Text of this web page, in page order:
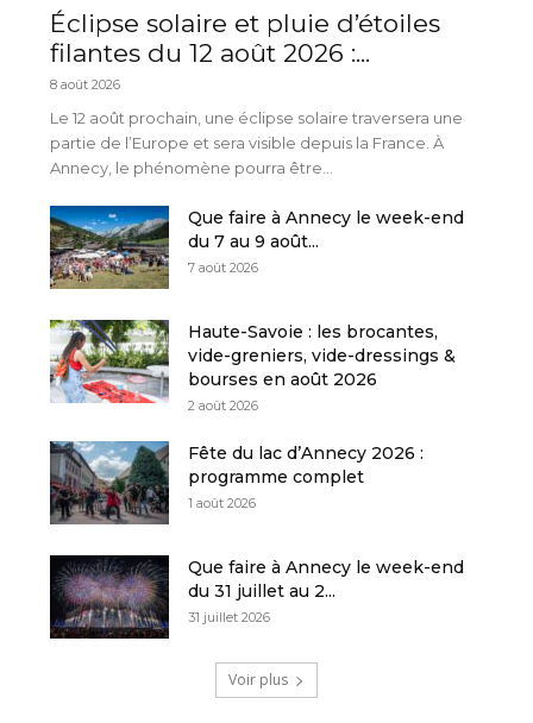
Éclipse solaire et pluie d’étoiles
filantes du 12 août 2026 :...
8 août 2026
Le 12 août prochain, une éclipse solaire traversera une
partie de l’Europe et sera visible depuis la France. À
Annecy, le phénomène pourra être...
Que faire à Annecy le week-end
du 7 au 9 août...
7 août 2026
Haute-Savoie : les brocantes,
vide-greniers, vide-dressings &
bourses en août 2026
2 août 2026
Fête du lac d’Annecy 2026 :
programme complet
1 août 2026
Que faire à Annecy le week-end
du 31 juillet au 2...
31 juillet 2026
Voir plus